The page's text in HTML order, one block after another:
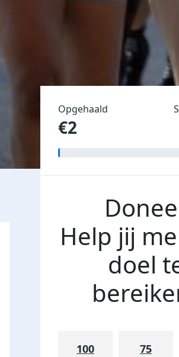
Opgehaald
€2
Help jij
doel
100 75